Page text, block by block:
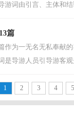
游词由引言、主体和
篇
作为一无名无私奉献
是导游人员引导游客
1 2 3 4 5